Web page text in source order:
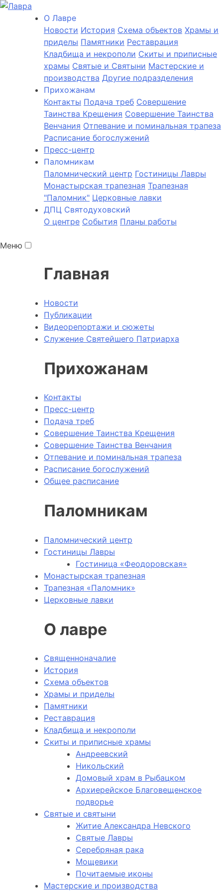
О Лаврe
Новости История Cхема объектов Храмы и
приделы Памятники Реставрация
Кладбища и некрополи Скиты и приписные
храмы Святые и Святыни Мастерские и
производства Другие подразделения
Прихожанам
Контакты Подача треб Совершение
Таинства Крещения Совершение Таинства
Венчания Отпевание и поминальная трапеза
Расписание богослужений
Пресс-центр
Паломникам
Паломнический центр Гостиницы Лавры
Монастырская трапезная Трапезная
"Паломник" Церковные лавки
ДПЦ Святодуховский
О центре События Планы работы
Меню
Главная
Новости
Публикации
Видеорепортажи и сюжеты
Служение Святейшего Патриарха
Прихожанам
Контакты
Пресс-центр
Подача треб
Совершение Таинства Крещения
Совершение Таинства Венчания
Отпевание и поминальная трапеза
Расписание богослужений
Общее расписание
Паломникам
Паломнический центр
Гостиницы Лавры
Гостиница «Феодоровская»
Монастырская трапезная
Трапезная «Паломник»
Церковные лавки
О лавре
Священноначалие
История
Схема объектов
Храмы и приделы
Памятники
Реставрация
Кладбища и некрополи
Скиты и приписные храмы
Андреевский
Никольский
Домовый храм в Рыбацком
Архиерейское Благовещенское
подворье
Святые и святыни
Житие Александра Невского
Святые Лавры
Серебряная рака
Мощевики
Почитаемые иконы
Мастерские и производства